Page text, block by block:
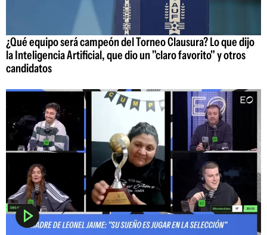
¿Qué equipo será campeón del Torneo Clausura? Lo que dijo
la Inteligencia Artificial, que dio un "claro favorito" y otros
candidatos